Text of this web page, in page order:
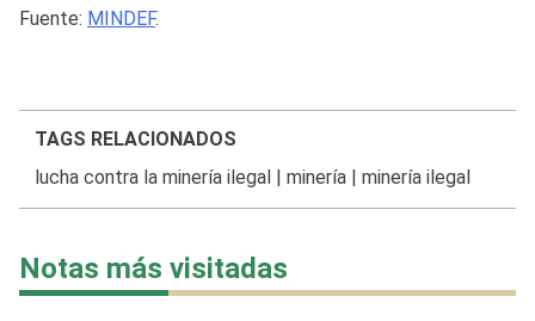
Fuente: MINDEF.
TAGS RELACIONADOS
lucha contra la minería ilegal
minería| minería ilegal
Notas más visitadas